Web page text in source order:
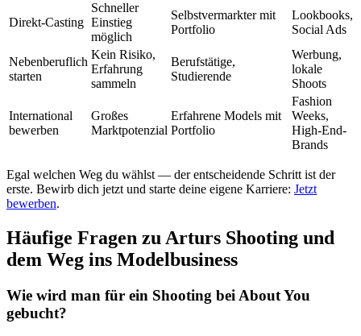
Direkt-Casting
Schneller
Einstieg
möglich
Selbstvermarkter mit
Portfolio
Lookbooks,
Social Ads
Nebenberuflich
starten
Kein Risiko,
Erfahrung
sammeln
Berufstätige,
Studierende
Werbung,
lokale
Shoots
International
bewerben
Großes
Marktpotenzial
Erfahrene Models mit
Portfolio
Fashion
Weeks,
High-End-
Brands
Egal welchen Weg du wählst — der entscheidende Schritt ist der
erste. Bewirb dich jetzt und starte deine eigene Karriere: Jetzt
bewerben.
Häufige Fragen zu Arturs Shooting und
dem Weg ins Modelbusiness
Wie wird man für ein Shooting bei About You
gebucht?